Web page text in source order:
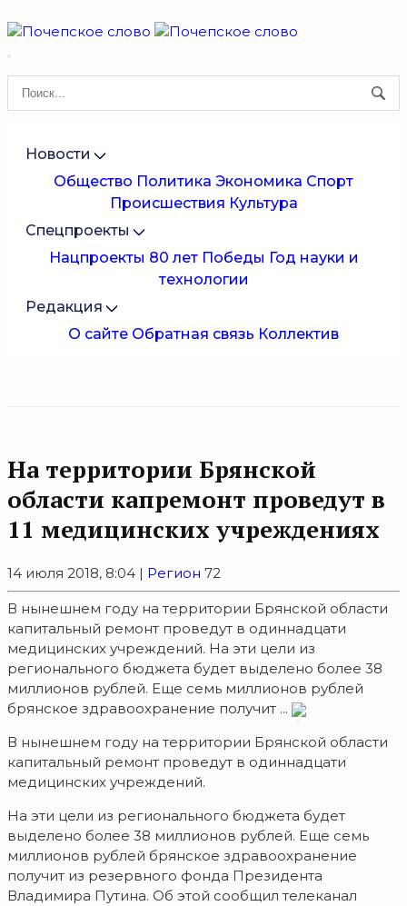
Новости
Общество Политика Экономика Спорт
Происшествия Культура
Спецпроекты
Нацпроекты 80 лет Победы Год науки и
технологии
Редакция
О сайте Обратная связь Коллектив
На территории Брянской
области капремонт проведут в
11 медицинских учреждениях
14 июля 2018, 8:04 | Регион 72
В нынешнем году на территории Брянской области
капитальный ремонт проведут в одиннадцати
медицинских учреждений. На эти цели из
регионального бюджета будет выделено более 38
миллионов рублей. Еще семь миллионов рублей
брянское здравоохранение получит ...
В нынешнем году на территории Брянской области
капитальный ремонт проведут в одиннадцати
медицинских учреждений.
На эти цели из регионального бюджета будет
выделено более 38 миллионов рублей. Еще семь
миллионов рублей брянское здравоохранение
получит из резервного фонда Президента
Владимира Путина. Об этой сообщил телеканал